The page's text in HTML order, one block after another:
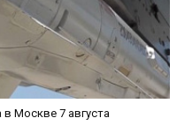
Москве 7 августа